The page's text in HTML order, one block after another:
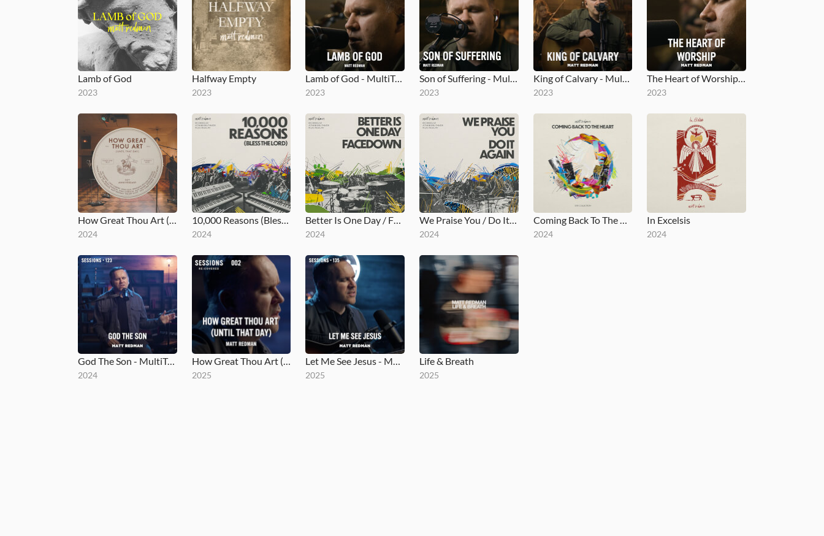
Lamb of God
2023
Halfway Empty
2023
Lamb of God - MultiTracks.com Session
2023
Son of Suffering - MultiTracks.com Session
2023
King of Calvary - MultiTracks.com Session
2023
The Heart of Worship - MultiTracks.com Session
2023
2024
10,000 Reasons (Bless the Lord)
2024 2024
We Praise You / Do It Again
2024 2024
In Excelsis
2024
God The Son - MultiTracks.com Session
2024
How Great Thou Art (Until That Day) - MultiTracks.com Re:Covered Session
2025
Let Me See Jesus - MultiTracks.com Session
2025
Life & Breath
2025